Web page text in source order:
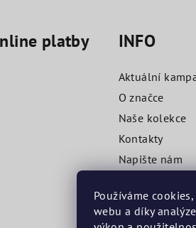
Používáme
webu a díky
platby INFO
Aktuální
O značce
Naše kolekce
Kontakty
Napište nám